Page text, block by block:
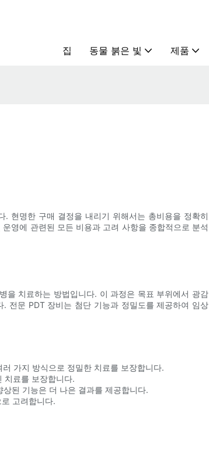
집 동물 붉은 빛 제품
현명한 구매 결정을 내리기 위해서는 총비용을 정확히
영에 관련된 모든 비용과 고려 사항을 종합적으로 분석
을 치료하는 방법입니다. 이 과정은 목표 부위에서 광감
전문 PDT 장비는 첨단 기능과 정밀도를 제공하여 임상
가지 방식으로 정밀한 치료를 보장합니다.
치료를 보장합니다.
된 기능은 더 나은 결과를 제공합니다.
고려합니다.